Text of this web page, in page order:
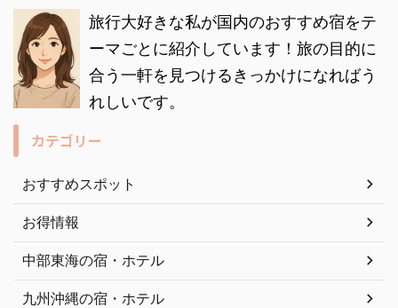
旅行大好きな私が国内のおすすめ宿をテ
ーマごとに紹介しています！旅の目的に
合う一軒を見つけるきっかけになればう
れしいです。
カテゴリー
おすすめスポット
お得情報
中部東海の宿・ホテル
九州沖縄の宿・ホテル